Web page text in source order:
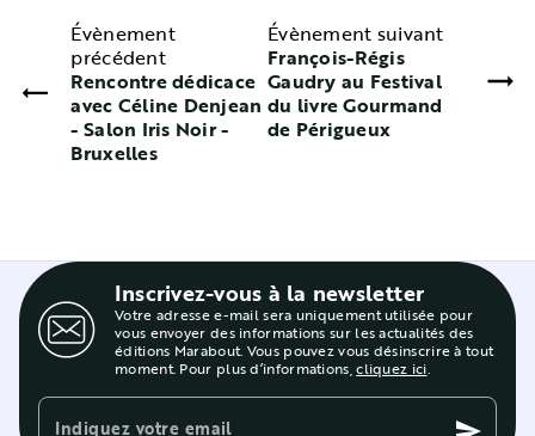
Évènement
précédent
Rencontre dédicace
avec Céline Denjean
- Salon Iris Noir -
Bruxelles
Évènement suivant
François-Régis
Gaudry au Festival
du livre Gourmand
de Périgueux
Inscrivez-vous à la newsletter
Votre adresse e-mail sera uniquement utilisée pour
vous envoyer des informations sur les actualités des
éditions Marabout. Vous pouvez vous désinscrire à tout
moment. Pour plus d’informations,cliquez ici.
Indiquez votre email